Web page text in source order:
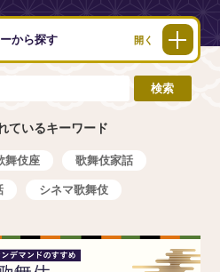
から探す
ているキーワード
舞伎座
歌舞伎家話
シネマ歌舞伎